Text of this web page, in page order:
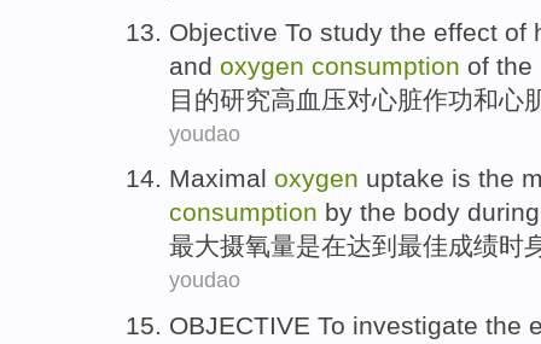
Objective To study the effect of
and oxygen consumption of the
目的研究高血压对心脏作功和心
youdao
Maximal oxygen uptake is the
consumption by the body during
最大摄氧量是在达到最佳成绩时
youdao
OBJECTIVE To investigate the